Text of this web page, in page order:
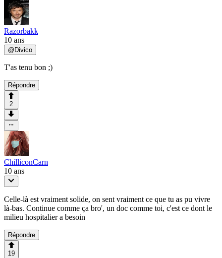
Razorbakk
10 ans
@ Divico
T'as tenu bon ;)
Répondre
2
ChilliconCarn
10 ans
Celle-là est vraiment solide, on sent vraiment ce que tu as pu vivre
là-bas. Continue comme ça bro', un doc comme toi, c'est ce dont le
milieu hospitalier a besoin
Répondre
19